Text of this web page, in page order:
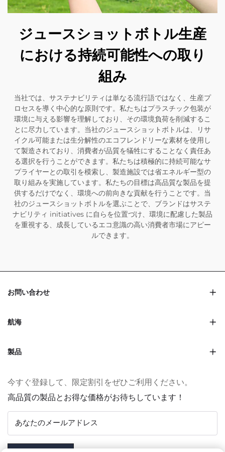
ジュースショットボトル生産
における持続可能性への取り
組み
当社では、サステナビリティは単なる流行語ではなく、生産プ
ロセスを導く中心的な原則です。私たちはプラスチック包装が
環境に与える影響を理解しており、その環境負荷を削減するこ
とに尽力しています。当社のジュースショットボトルは、リサ
イクル可能または生分解性のエコフレンドリーな素材を使用し
て製造されており、消費者が品質を犠牲にすることなく責任あ
る選択を行うことができます。私たちは積極的に持続可能なサ
プライヤーとの取引を模索し、製造施設では省エネルギー型の
取り組みを実施しています。私たちの目標は高品質な製品を提
供するだけでなく、環境への前向きな貢献を行うことです。当
社のジュースショットボトルを選ぶことで、ブランドはサステ
ナビリティ initiatives に自らを位置づけ、環境に配慮した製品
を重視する、成長しているエコ意識の高い消費者市場にアピー
ルできます。
お問い合わせ
航海
製品
今すぐ登録して、限定割引をぜひご利用ください。
高品質の製品とお得な価格がお待ちしています！
あなたのメールアドレス